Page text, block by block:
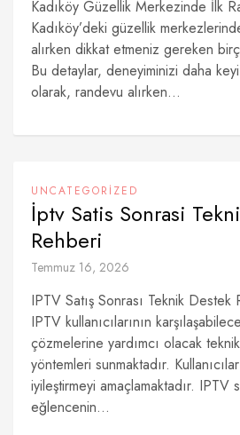
Kadıköy Güzellik Merkezinde İlk
Kadıköy’deki güzellik
alırken dikkat etmeniz gereken
Bu detaylar, deneyiminizi daha
olarak, randevu alırken...
UNCATEGORIZED
İptv Satis Sonrasi
Rehberi
Temmuz 16, 2026
IPTV Satış Sonrası Teknik
IPTV kullanıcılarının
çözmelerine yardımcı olacak
yöntemleri sunmaktadır.
iyileştirmeyi amaçlamaktadır. IPTV
eğlencenin...